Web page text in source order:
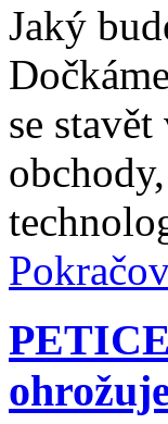
Jaký
se